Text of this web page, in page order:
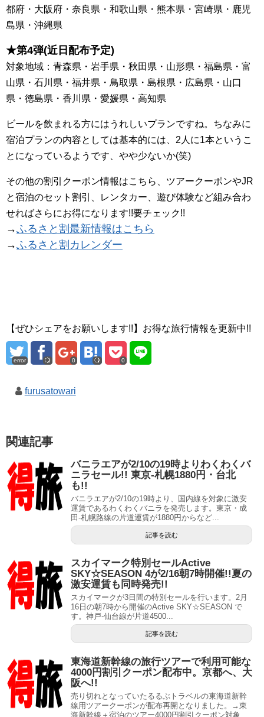
都府・大阪府・奈良県・和歌山県・熊本県・宮崎県・鹿児
島県・沖縄県
★第4弾(近日配布予定)
対象地域：青森県・岩手県・秋田県・山形県・福島県・富
山県・石川県・福井県・鳥取県・島根県・広島県・山口
県・徳島県・香川県・愛媛県・高知県
ビールを飲まれる方にはうれしいプランですね。ちなみに
宿泊プランの内容としては基本的には、2人に1本というこ
とになっているようです、やや少ないか(笑)
その他の割引クーポン情報はこちら、ツアークーポンやJR
と宿泊のセット割引、レンタカー、遊び体験など組み合わ
せればさらにお得になります!!要チェック!!
→ふるさと割最新情報はこちら
→ふるさと割カレンダー
【ぜひシェアをお願いします!!】お得な旅行情報を更新中!!
error 0 0
furusatowari
関連記事
バニラエアが2/10の19時よりわくわくバ
ニラセール!! 東京-札幌1880円・台北
も!!
バニラエアが2/10の19時より、国内線を対象に激安
運賃であるわくわくバニラを発売します。東京・成
田-札幌路線の片道運賃が1880円からなど...
記事を読む
スカイマーク特別セールActive
SKY☆SEASON 4が2/16朝7時開催!!夏の
激安運賃も同時発売!!
スカイマークが3日間の特別セールを行います。2月
16日の朝7時から開催のActive SKY☆SEASON で
す。神戸-仙台線が片道4500...
記事を読む
東海道新幹線の旅行ツアーで利用可能な
4000円割引クーポン配布中。京都へ、大
阪へ!!
売り切れとなっていたるるぶトラベルの東海道新幹
線用ツアークーポンが配布再開となりました。→東
海新幹線＋宿泊のツアー4000円割引クーポン対象...